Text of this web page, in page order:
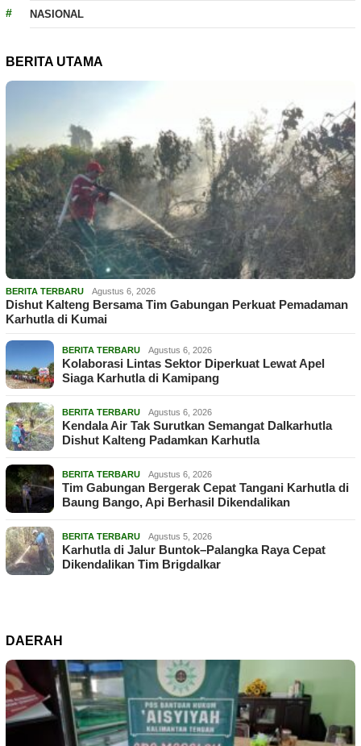
NASIONAL
BERITA UTAMA
BERITA TERBARU Agustus 6, 2026
Dishut Kalteng Bersama Tim Gabungan Perkuat Pemadaman
Karhutla di Kumai
BERITA TERBARU Agustus 6, 2026
Kolaborasi Lintas Sektor Diperkuat Lewat Apel
Siaga Karhutla di Kamipang
BERITA TERBARU Agustus 6, 2026
Kendala Air Tak Surutkan Semangat Dalkarhutla
Dishut Kalteng Padamkan Karhutla
BERITA TERBARU Agustus 6, 2026
Tim Gabungan Bergerak Cepat Tangani Karhutla di
Baung Bango, Api Berhasil Dikendalikan
BERITA TERBARU Agustus 5, 2026
Karhutla di Jalur Buntok–Palangka Raya Cepat
Dikendalikan Tim Brigdalkar
DAERAH